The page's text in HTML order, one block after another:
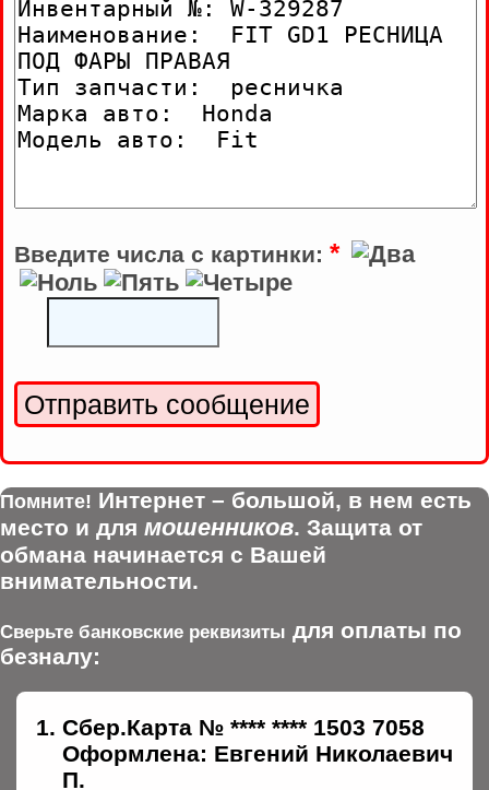
Введите числа с картинки: *
Помните! Интернет – большой, в нем есть
место и для мошенников. Защита от
обмана начинается с Вашей
внимательности.
Сверьте банковские реквизиты для оплаты по
безналу:
Сбер.Карта № **** **** 1503 7058
Оформлена: Евгений Николаевич
П.